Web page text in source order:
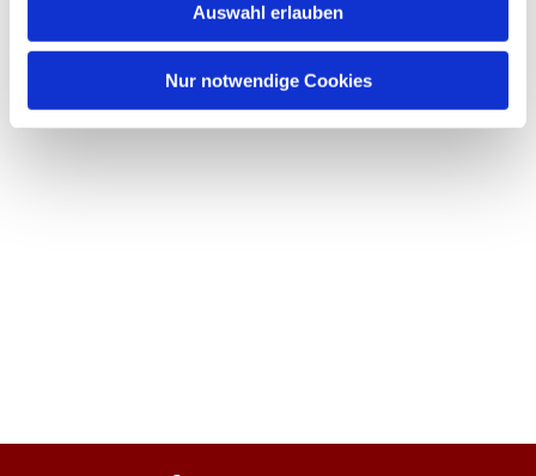
Auswahl erlauben
Nur notwendige Cookies